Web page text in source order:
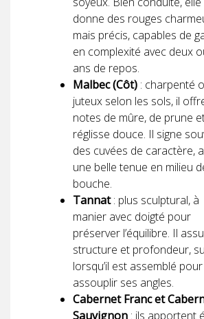
donne des rouges
mais précis, capables de
en complexité avec deux
ans de repos.
Malbec (Côt) : charpenté
juteux selon les sols, il
notes de mûre, de prune
réglisse douce. Il signe
des cuvées de caractère,
une belle tenue en milieu
bouche.
Tannat: plus sculptural, à
manier avec doigté pour
préserver l’équilibre. Il
structure et profondeur,
lorsqu’il est assemblé pour
assouplir ses angles.
Cabernet Franc et
Sauvignon : ils apportent